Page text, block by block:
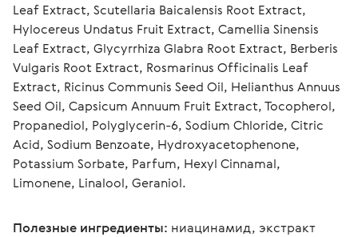
Leaf Extract, Scutellaria Baicalensis Root Extract,
Hylocereus Undatus Fruit Extract, Camellia Sinensis
Leaf Extract, Glycyrrhiza Glabra Root Extract, Berberis
Vulgaris Root Extract, Rosmarinus Officinalis Leaf
Extract, Ricinus Communis Seed Oil, Helianthus Annuus
Seed Oil, Capsicum Annuum Fruit Extract, Tocopherol,
Propanediol, Polyglycerin-6, Sodium Chloride, Citric
Acid, Sodium Benzoate, Hydroxyacetophenone,
Potassium Sorbate, Parfum, Hexyl Cinnamal,
Limonene, Linalool, Geraniol.
Полезные ингредиенты: ниацинамид, экстракт